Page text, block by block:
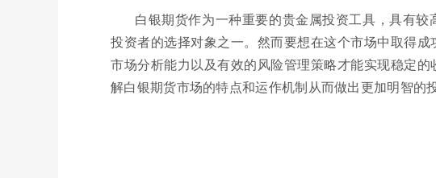
白银期货作为一种重要的贵金属投资工具，具有
投资者的选择对象之一。然而要想在这个市场中取得
市场分析能力以及有效的风险管理策略才能实现稳定
解白银期货市场的特点和运作机制从而做出更加明智的投